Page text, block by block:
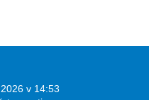
v 14:53